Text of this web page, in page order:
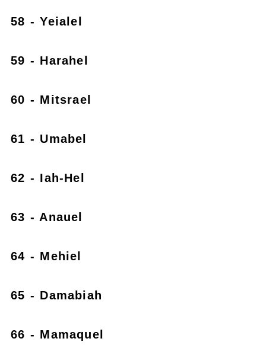
58 - Yeialel
59 - Harahel
60 - Mitsrael
61 - Umabel
62 - Iah-Hel
63 - Anauel
64 - Mehiel
65 - Damabiah
66 - Mamaquel